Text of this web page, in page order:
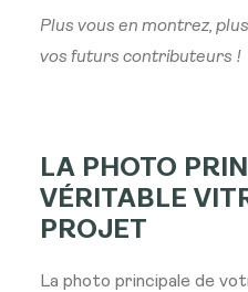
Plus vous en montrez,
vos futurs contributeurs !
LA PHOTO
VÉRITABLE
PROJET
La photo principale de